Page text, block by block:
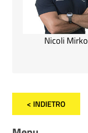
Nicoli Mirko
< INDIETRO